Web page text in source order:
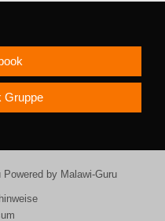
Gruppe
by Malawi-Guru